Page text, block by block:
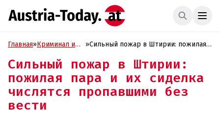
Главная»Криминал и
»Сильный пожар в Штирии: пожилая
пропавшими без вести
Сильный пожар в Штирии:
пожилая пара и их сиделка
числятся пропавшими без
вести